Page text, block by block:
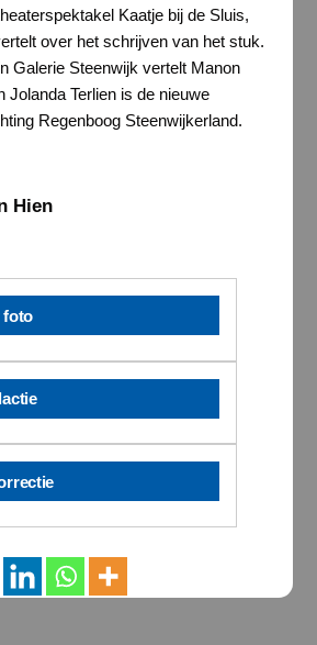
Kaatje bij de Sluis,
over het schrijven van het stuk.
Galerie Steenwijk vertelt Manon
Jolanda Terlien is de nieuwe
Regenboog Steenwijkerland.
Hien
foto